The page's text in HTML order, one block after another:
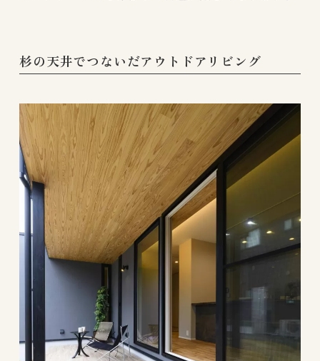
杉の天井でつないだアウトドアリビング